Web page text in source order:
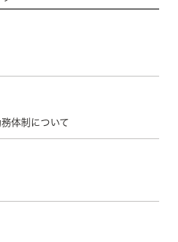
体制について